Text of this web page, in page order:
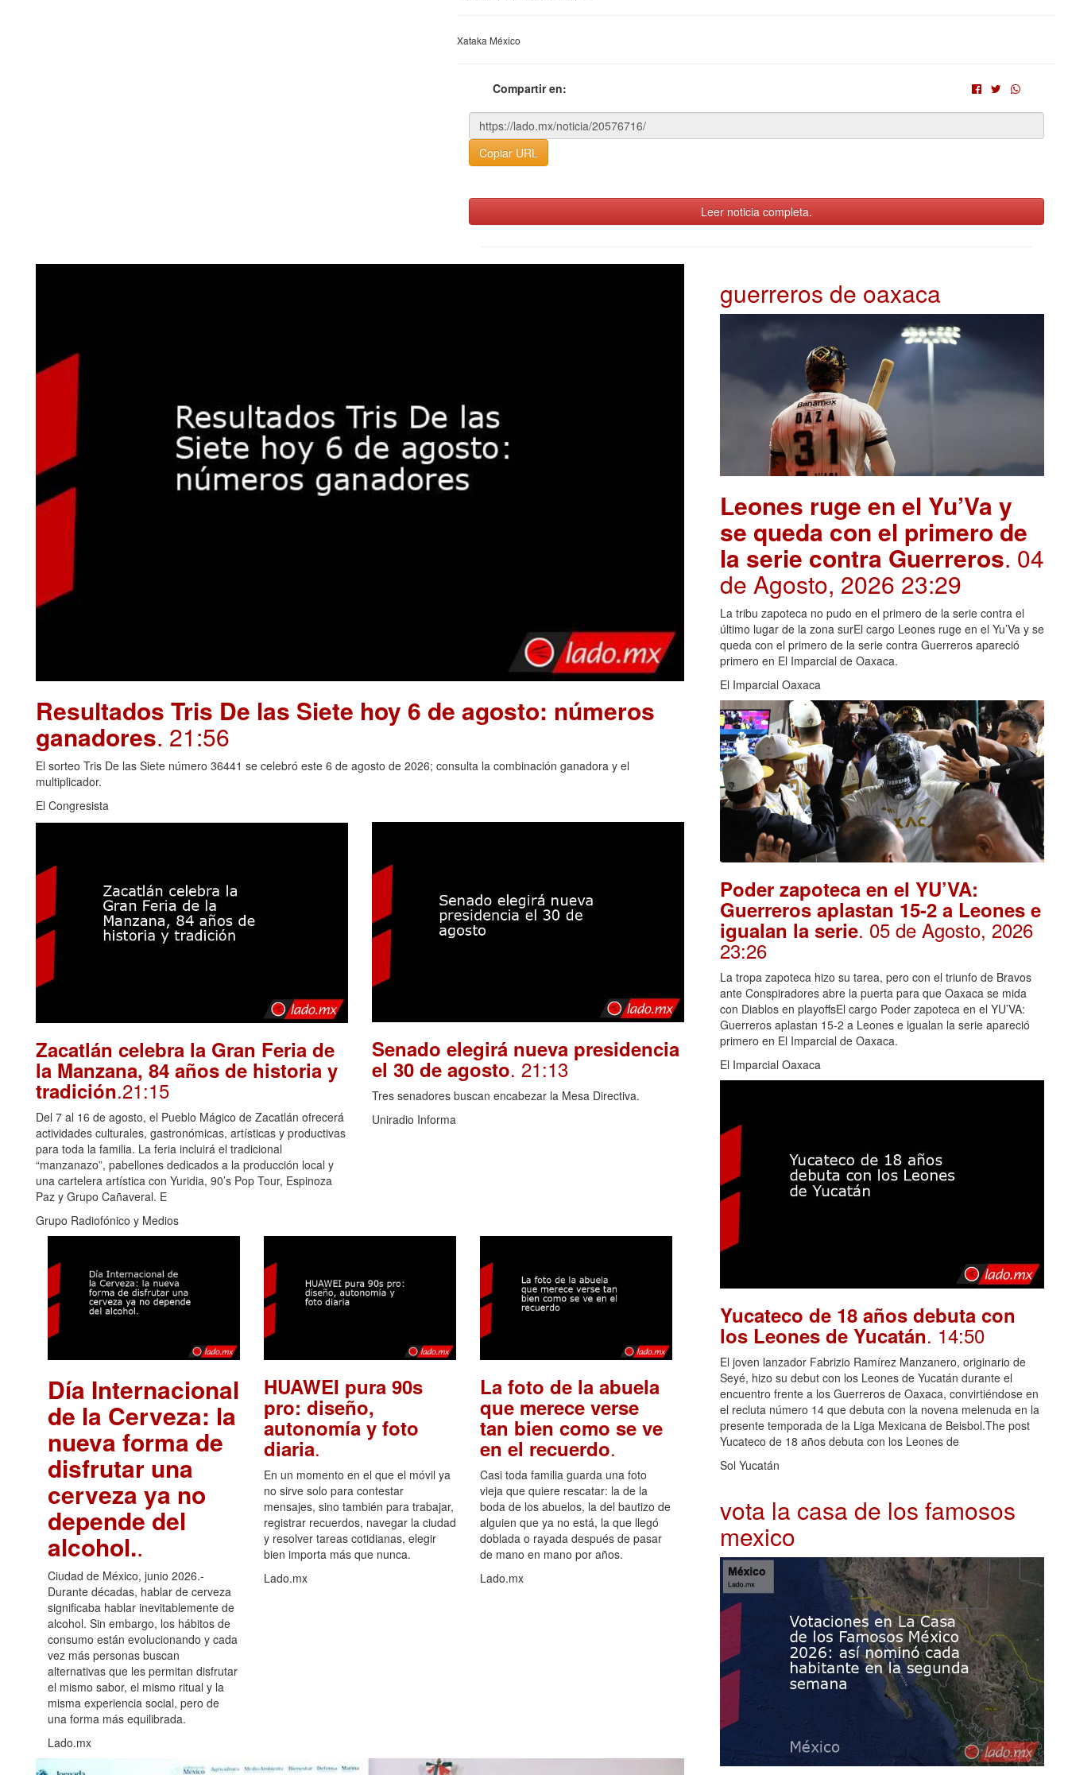
Xataka México
Compartir en:
Copiar URL
Leer noticia completa.
Resultados Tris De las Siete hoy 6 de agosto: números
ganadores. 21:56
El sorteo Tris De las Siete número 36441 se celebró este 6 de agosto de 2026; consulta la combinación ganadora y el
multiplicador.
El Congresista
Zacatlán celebra la Gran Feria de
la Manzana, 84 años de historia y
tradición.21:15
Del 7 al 16 de agosto, el Pueblo Mágico de Zacatlán ofrecerá
actividades culturales, gastronómicas, artísticas y productivas
para toda la familia. La feria incluirá el tradicional
“manzanazo”, pabellones dedicados a la producción local y
una cartelera artística con Yuridia, 90’s Pop Tour, Espinoza
Paz y Grupo Cañaveral. E
Grupo Radiofónico y Medios
Senado elegirá nueva presidencia
el 30 de agosto. 21:13
Tres senadores buscan encabezar la Mesa Directiva.
Uniradio Informa
Día Internacional
de la Cerveza: la
nueva forma de
disfrutar una
cerveza ya no
depende del
alcohol..
Ciudad de México, junio 2026.-
Durante décadas, hablar de cerveza
significaba hablar inevitablemente de
alcohol. Sin embargo, los hábitos de
consumo están evolucionando y cada
vez más personas buscan
alternativas que les permitan disfrutar
el mismo sabor, el mismo ritual y la
misma experiencia social, pero de
una forma más equilibrada.
Lado.mx
HUAWEI pura 90s
pro: diseño,
autonomía y foto
diaria.
En un momento en el que el móvil ya
no sirve solo para contestar
mensajes, sino también para trabajar,
registrar recuerdos, navegar la ciudad
y resolver tareas cotidianas, elegir
bien importa más que nunca.
Lado.mx
La foto de la abuela
que merece verse
tan bien como se ve
en el recuerdo.
Casi toda familia guarda una foto
vieja que quiere rescatar: la de la
boda de los abuelos, la del bautizo de
alguien que ya no está, la que llegó
doblada o rayada después de pasar
de mano en mano por años.
Lado.mx
guerreros de oaxaca
Leones ruge en el Yu’Va y
se queda con el primero de
la serie contra Guerreros. 04
de Agosto, 2026 23:29
La tribu zapoteca no pudo en el primero de la serie contra el
último lugar de la zona surEl cargo Leones ruge en el Yu’Va y se
queda con el primero de la serie contra Guerreros apareció
primero en El Imparcial de Oaxaca.
El Imparcial Oaxaca
Poder zapoteca en el YU’VA:
Guerreros aplastan 15-2 a Leones e
igualan la serie. 05 de Agosto, 2026
23:26
La tropa zapoteca hizo su tarea, pero con el triunfo de Bravos
ante Conspiradores abre la puerta para que Oaxaca se mida
con Diablos en playoffsEl cargo Poder zapoteca en el YU’VA:
Guerreros aplastan 15-2 a Leones e igualan la serie apareció
primero en El Imparcial de Oaxaca.
El Imparcial Oaxaca
Yucateco de 18 años debuta con
los Leones de Yucatán. 14:50
El joven lanzador Fabrizio Ramírez Manzanero, originario de
Seyé, hizo su debut con los Leones de Yucatán durante el
encuentro frente a los Guerreros de Oaxaca, convirtiéndose en
el recluta número 14 que debuta con la novena melenuda en la
presente temporada de la Liga Mexicana de Beisbol.The post
Yucateco de 18 años debuta con los Leones de
Sol Yucatán
vota la casa de los famosos
mexico